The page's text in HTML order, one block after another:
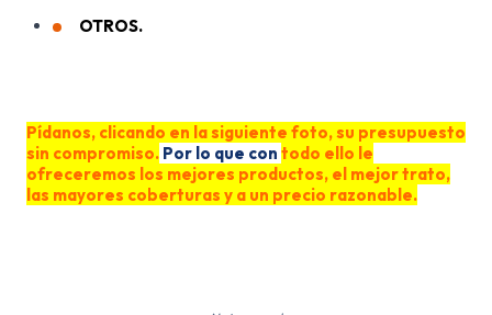
OTROS.
Pídanos, clicando en la siguiente foto, su presupuesto
sin compromiso. Por lo que con todo ello le
ofreceremos los mejores productos, el mejor trato,
las mayores coberturas y a un precio razonable.